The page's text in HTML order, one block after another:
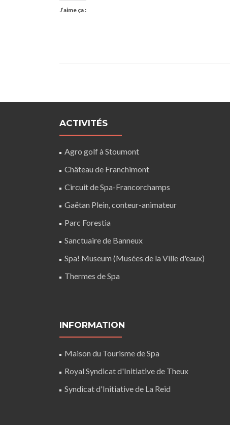
J’aime ça :
ACTIVITÉS
Agro golf à Stoumont
Château de Franchimont
Circuit de Spa-Francorchamps
Gaëtan Plein, conteur-animateur
Parc Forestia
Sanctuaire de Banneux
Spa! Museum (Musées de la Ville d'eaux)
Thermes de Spa
INFORMATION
Maison du Tourisme de Spa
Royal Syndicat d'Initiative de Theux
Syndicat d'Initiative de La Reid